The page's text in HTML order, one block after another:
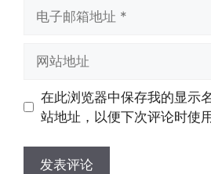
址
址
在此浏览器中保存我的显示
站地址，以便下次评论时使用